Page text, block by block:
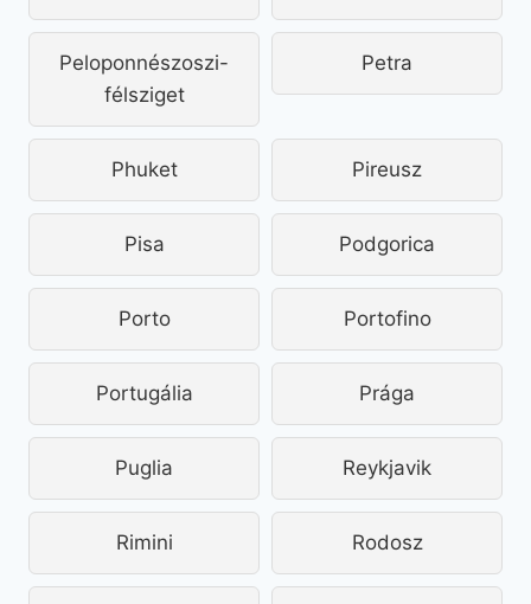
Peloponnészoszi-
félsziget
Petra
Phuket Pireusz
Pisa Podgorica
Porto Portofino
Portugália Prága
Puglia Reykjavik
Rimini Rodosz